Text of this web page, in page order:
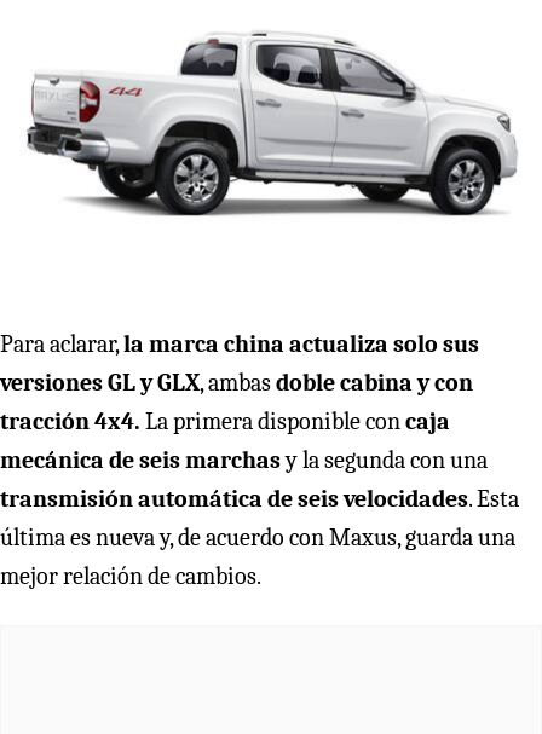
Para aclarar,la marca china actualiza solo sus
versiones GL y GLX, ambasdoble cabina y con
tracción 4x4. La primera disponible con caja
mecánica de seis marchasy la segunda con una
transmisión automática de seis velocidades. Esta
última es nueva y, de acuerdo con Maxus, guarda una
mejor relación de cambios.